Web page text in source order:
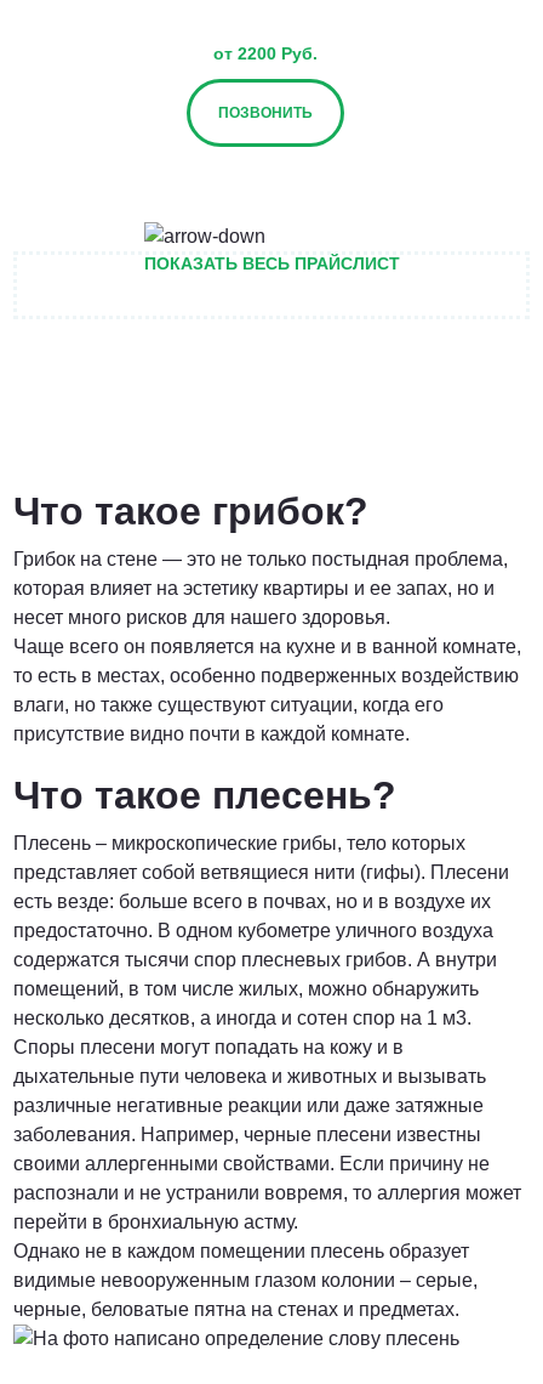
от 2200 Руб.
ПОЗВОНИТЬ
Договорная
ПОЗВОНИТЬ
от 1500 Руб.
ПОЗВОНИТЬ
от 3000 Руб.
ПОЗВОНИТЬ
Договорная
ПОКАЗАТЬ ВЕСЬ ПРАЙСЛИСТ
Что такое грибок?
Грибок на стене — это не только постыдная проблема,
которая влияет на эстетику квартиры и ее запах, но и
несет много рисков для нашего здоровья.
Чаще всего он появляется на кухне и в ванной комнате,
то есть в местах, особенно подверженных воздействию
влаги, но также существуют ситуации, когда его
присутствие видно почти в каждой комнате.
Что такое плесень?
Плесень – микроскопические грибы, тело которых
представляет собой ветвящиеся нити (гифы). Плесени
есть везде: больше всего в почвах, но и в воздухе их
предостаточно. В одном кубометре уличного воздуха
содержатся тысячи спор плесневых грибов. А внутри
помещений, в том числе жилых, можно обнаружить
несколько десятков, а иногда и сотен спор на 1 м3.
Споры плесени могут попадать на кожу и в
дыхательные пути человека и животных и вызывать
различные негативные реакции или даже затяжные
заболевания. Например, черные плесени известны
своими аллергенными свойствами. Если причину не
распознали и не устранили вовремя, то аллергия может
перейти в бронхиальную астму.
Однако не в каждом помещении плесень образует
видимые невооруженным глазом колонии – серые,
черные, беловатые пятна на стенах и предметах.